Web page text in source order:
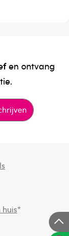
en ontvang
huis*